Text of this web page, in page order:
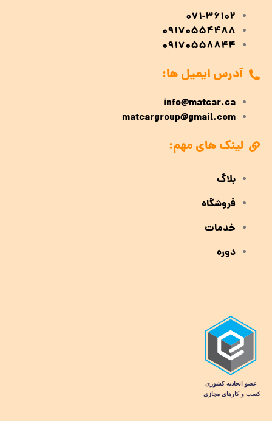
071-36102
09170554488
09170558844
آدرس ایمیل ها:
info@matcar.ca
matcargroup@gmail.com
لینک های مهم:
بلاگ
فروشگاه
خدمات
دوره